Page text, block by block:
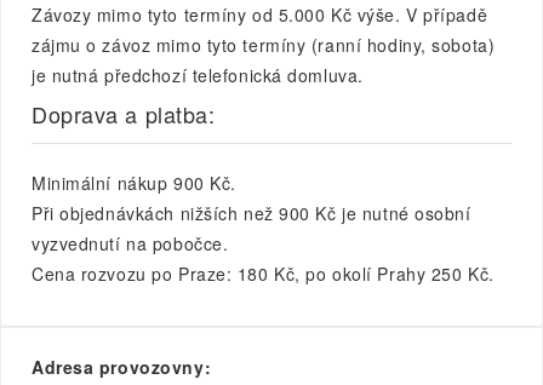
Závozy mimo tyto termíny od 5.000 Kč výše. V případě
zájmu o závoz mimo tyto termíny (ranní hodiny, sobota)
je nutná předchozí telefonická domluva.
Doprava a platba:
Minimální nákup 900 Kč.
Při objednávkách nižších než 900 Kč je nutné osobní
vyzvednutí na pobočce.
Cena rozvozu po Praze: 180 Kč, po okolí Prahy 250 Kč.
Adresa provozovny: